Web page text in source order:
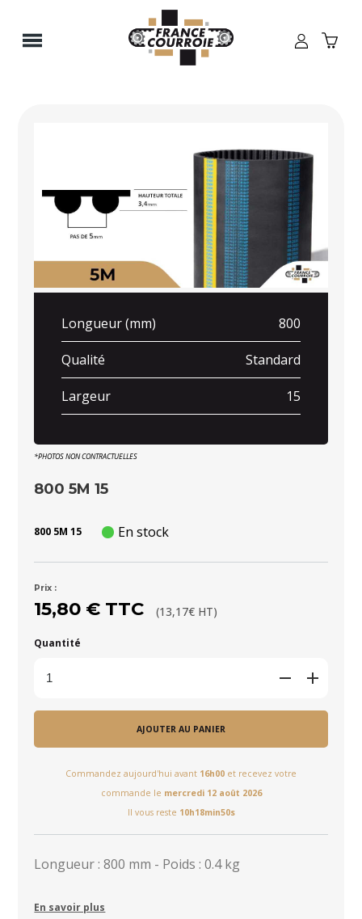
Longueur (mm) 800
Qualité Standard
Largeur 15
*PHOTOS NON CONTRACTUELLES
800 5M 15
800 5M 15 En stock
Prix :
15,80 € TTC (13,17€ HT)
Quantité
AJOUTER AU PANIER
Commandez aujourd'hui avant 16h00 et recevez votre
commande le mercredi 12 août 2026
Il vous reste 10h18min49s
Longueur : 800 mm - Poids : 0.4 kg
En savoir plus
Panneau de gestion des cookies